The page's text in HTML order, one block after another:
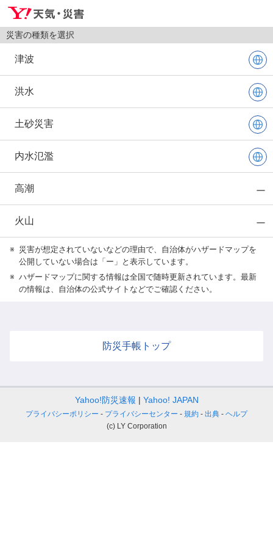
災害の種類を選択
津波
洪水
土砂災害
内水氾濫
高潮
火山
※ 災害が想定されていないなどの理由で、自治体がハザードマップを
公開していない場合は「ー」と表示しています。
※ ハザードマップに関する情報は全国で随時更新されています。最新
の情報は、自治体の公式サイトなどでご確認ください。
防災手帳トップ
Yahoo!防災速報 Yahoo! JAPAN
プライバシーポリシー プライバシーセンター 規約 出典
ヘルプ
(c) LY Corporation